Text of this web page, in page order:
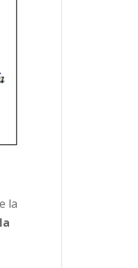
la